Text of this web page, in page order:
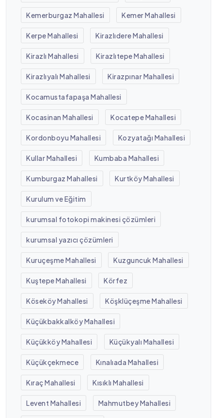
Kemerburgaz Mahallesi Kemer Mahallesi
Kerpe Mahallesi Kirazlıdere Mahallesi
Kirazlı Mahallesi Kirazlıtepe Mahallesi
Kirazlıyalı Mahallesi Kirazpınar Mahallesi
Kocamustafapaşa Mahallesi
Kocasinan Mahallesi Kocatepe Mahallesi
Kordonboyu Mahallesi Kozyatağı Mahallesi
Kullar Mahallesi Kumbaba Mahallesi
Kumburgaz Mahallesi Kurtköy Mahallesi
Kurulum ve Eğitim
kurumsal fotokopi makinesi çözümleri
kurumsal yazıcı çözümleri
Kuruçeşme Mahallesi Kuzguncuk Mahallesi
Kuştepe Mahallesi Körfez
Köseköy Mahallesi Köşklüçeşme Mahallesi
Küçükbakkalköy Mahallesi
Küçükköy Mahallesi Küçükyalı Mahallesi
Küçükçekmece Kınalıada Mahallesi
Kıraç Mahallesi Kısıklı Mahallesi
Levent Mahallesi Mahmutbey Mahallesi